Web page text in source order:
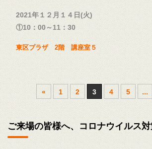
2021年１２月１４日(火)
①10：00～11：30
東区プラザ 2階 講座室５
« 1 2 3 4 5 ...
ご来場の皆様へ、コロナウイルス